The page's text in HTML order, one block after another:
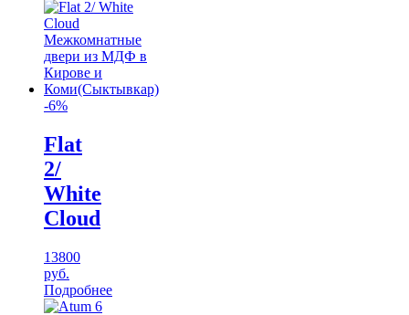
-6%
Flat
2/
White
Cloud
13800
руб.
Подробнее